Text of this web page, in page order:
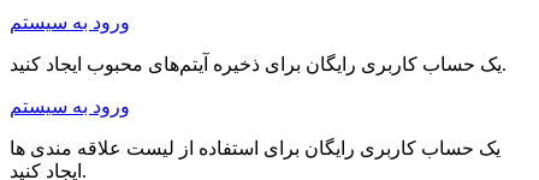
ورود به سیستم
یک حساب کاربری رایگان برای ذخیره آیتم‌های محبوب ایجاد کنید.
ورود به سیستم
یک حساب کاربری رایگان برای استفاده از لیست علاقه مندی ها
ایجاد کنید.